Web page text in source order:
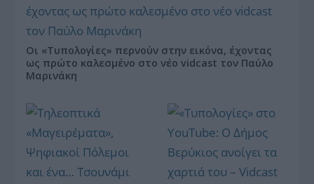
Οι «Τυπολογίες» περνούν στην εικόνα, έχοντας
ως πρώτο καλεσμένο στο νέο vidcast τον Παύλο
Μαρινάκη